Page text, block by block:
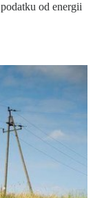
od energii